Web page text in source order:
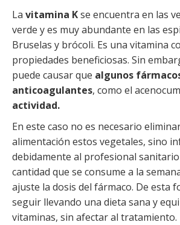
La vitamina Kse encuentra en las
verde y es muy abundante en las
Bruselas y brócoli. Es una vitamina
propiedades beneficiosas. Sin
puede causar que algunos
anticoagulantes, como el
actividad.
En este caso no es necesario
alimentación estos vegetales, sino
debidamente al profesional
cantidad que se consume a la
ajuste la dosis del fármaco. De esta
seguir llevando una dieta sana y
vitaminas, sin afectar al tratamiento.